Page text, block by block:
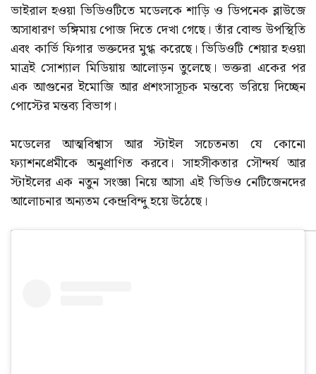
ভাইরাল হওয়া ভিডিওটিতে মডেলকে শাড়ি ও ডিপনেক ব্লাউজে
অসাধারণ ভঙ্গিমায় পোজ দিতে দেখা গেছে। তাঁর বোল্ড উপস্থিতি
এবং কার্ভি ফিগার ভক্তদের মুগ্ধ করেছে। ভিডিওটি শেয়ার হওয়া
মাত্রই সোশ্যাল মিডিয়ায় আলোড়ন তুলেছে। ভক্তরা একের পর
এক আগুনের ইমোজি আর প্রশংসাসূচক মন্তব্যে ভরিয়ে দিচ্ছেন
পোস্টের মন্তব্য বিভাগ।
মডেলের আত্মবিশ্বাস আর স্টাইল সচেতনতা যে কোনো
ফ্যাশনপ্রেমীকে অনুপ্রাণিত করবে। সাহসীকতার সৌন্দর্য আর
স্টাইলের এক নতুন সংজ্ঞা নিয়ে আসা এই ভিডিও নেটিজেনদের
আলোচনার অন্যতম কেন্দ্রবিন্দু হয়ে উঠেছে।